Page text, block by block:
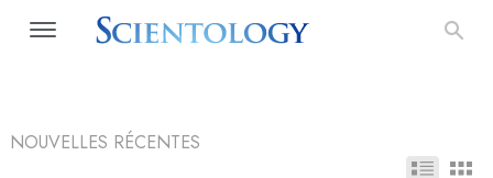
NOUVELLES RÉCENTES